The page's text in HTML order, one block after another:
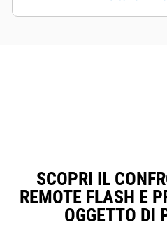
SCOPRI IL
REMOTE FLASH E
OGGETTO DI